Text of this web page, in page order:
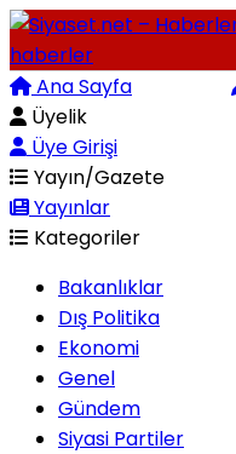
Ana Sayfa
Üyelik
Üye Girişi
Yayın/Gazete
Yayınlar
Kategoriler
Bakanlıklar
Dış Politika
Ekonomi
Genel
Gündem
Siyasi Partiler